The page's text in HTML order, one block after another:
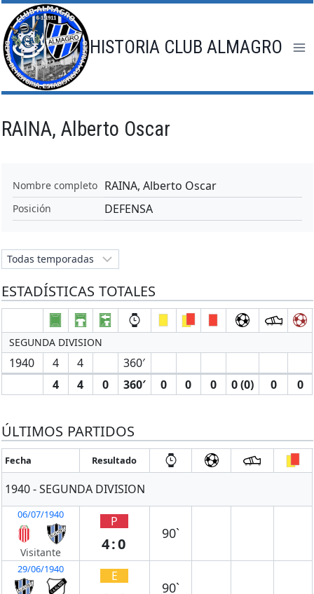
Saltar
al
contenido
HISTORIA CLUB ALMAGRO
RAINA, Alberto Oscar
Nombre completo RAINA, Alberto Oscar
Posición DEFENSA
ESTADÍSTICAS TOTALES
SEGUNDA DIVISION
1940 4 4
360′
4
4 0 360′ 0 0 0 0 (0) 0 0
ÚLTIMOS PARTIDOS
Fecha Resultado
1940 - SEGUNDA DIVISION
06/07/1940
Visitante
P
4:0
90`
29/06/1940 E
90`